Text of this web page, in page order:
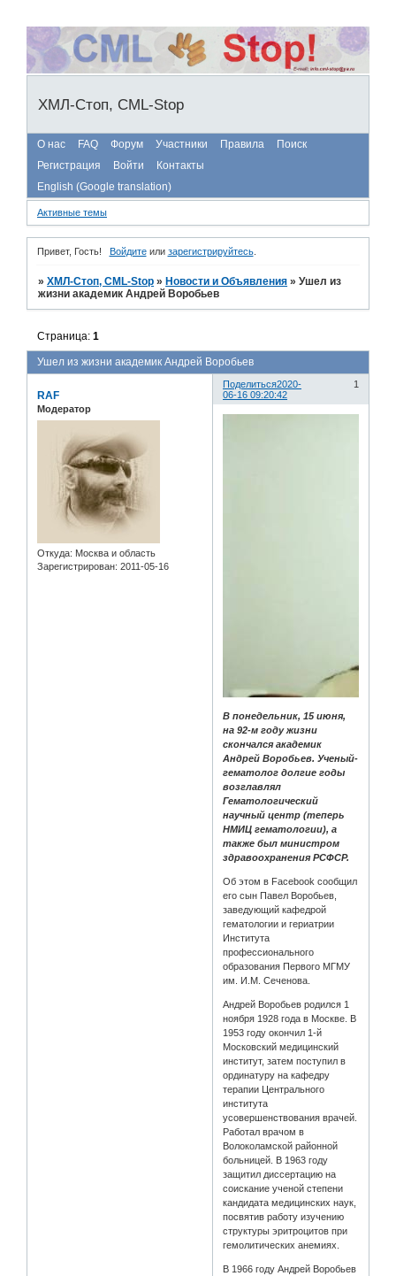
ХМЛ-Стоп, CML-Stop
О нас FAQ Форум Участники Правила
Поиск
Регистрация
Войти
Контакты
English (Google translation)
Активные темы
Привет, Гость! Войдитеили зарегистрируйтесь.
»ХМЛ-Стоп, CML-Stop » Новости и Объявления »Ушел из
жизни академик Андрей Воробьев
Ушел из жизни академик Андрей Воробьев
Страница:1
Поделиться 1
2020-
06-16 09:20:42
RAF
Модератор
Откуда: Москва и область
Зарегистрирован: 2011-05-16
В понедельник, 15 июня,
на 92-м году жизни
скончался академик
Андрей Воробьев. Ученый-
гематолог долгие годы
возглавлял
Гематологический
научный центр (теперь
НМИЦ гематологии), а
также был министром
здравоохранения РСФСР.
Об этом в Facebook сообщил
его сын Павел Воробьев,
заведующий кафедрой
гематологии и гериатрии
Института
профессионального
образования Первого МГМУ
им. И.М. Сеченова.
Андрей Воробьев родился 1
ноября 1928 года в Москве. В
1953 году окончил 1-й
Московский медицинский
институт, затем поступил в
ординатуру на кафедру
терапии Центрального
института
усовершенствования врачей.
Работал врачом в
Волоколамской районной
больницей. В 1963 году
защитил диссертацию на
соискание ученой степени
кандидата медицинских наук,
посвятив работу изучению
структуры эритроцитов при
гемолитических анемиях.
В 1966 году Андрей Воробьев